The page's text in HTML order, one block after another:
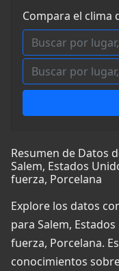
Compara el clima
Resumen de Datos
Salem, Estados
fuerza, Porcelana
Explore los datos
para Salem,
fuerza, Porcelana.
conocimientos